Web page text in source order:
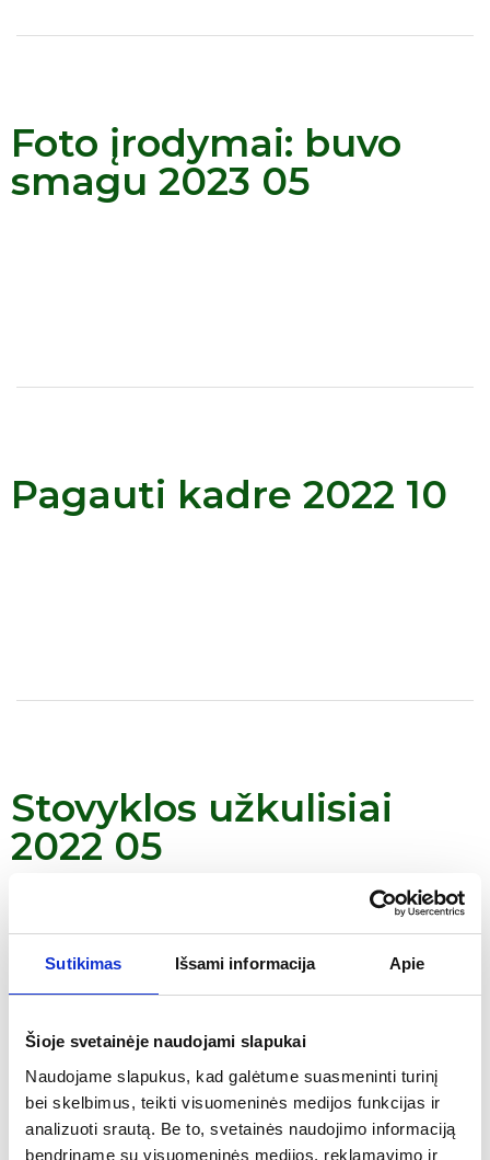
Sutikimas Išsami informacija Apie
Šioje svetainėje naudojami slapukai
Naudojame slapukus, kad galėtume suasmeninti turinį
bei skelbimus, teikti visuomeninės medijos funkcijas ir
analizuoti srautą. Be to, svetainės naudojimo informaciją
bendriname su visuomeninės medijos, reklamavimo ir
Foto įrodymai: buvo
smagu 2023 05
Pagauti kadre 2022 10
Stovyklos užkulisiai
2022 05